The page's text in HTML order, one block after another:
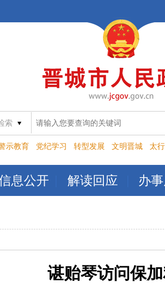
索
示教育 党纪学习 转型发展 文明晋城 太
息公开 解读回应 办
谌贻琴访问保